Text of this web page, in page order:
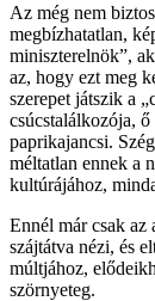
Az még nem
megbízhatatlan,
miniszterelnök”,
az, hogy ezt meg
szerepet játszik a
csúcstalálkozója,
paprikajancsi.
méltatlan ennek a
kultúrájához,
Ennél már csak az
szájtátva nézi, és
múltjához,
szörnyeteg.